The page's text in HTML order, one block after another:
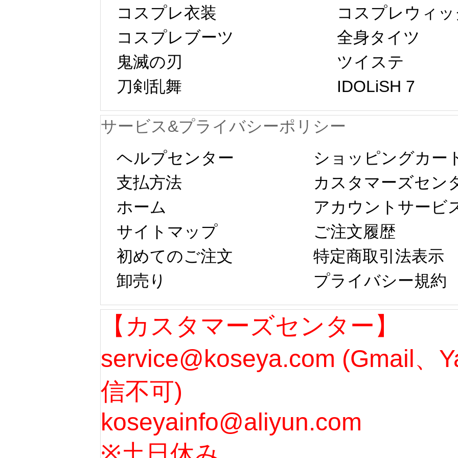
コスプレ衣装
コスプレウィ
コスプレブーツ
全身タイツ
鬼滅の刃
ツイステ
刀剣乱舞
IDOLiSH 7
サービス&プライバシーポリシー
ヘルプセンター
ショッピングカー
支払方法
カスタマーズセン
ホーム
アカウントサービ
サイトマップ
ご注文履歴
初めてのご注文
特定商取引法表示
卸売り
プライバシー規約
【カスタマーズセンター】
service@koseya.com (Gmail、
信不可)
koseyainfo@aliyun.com